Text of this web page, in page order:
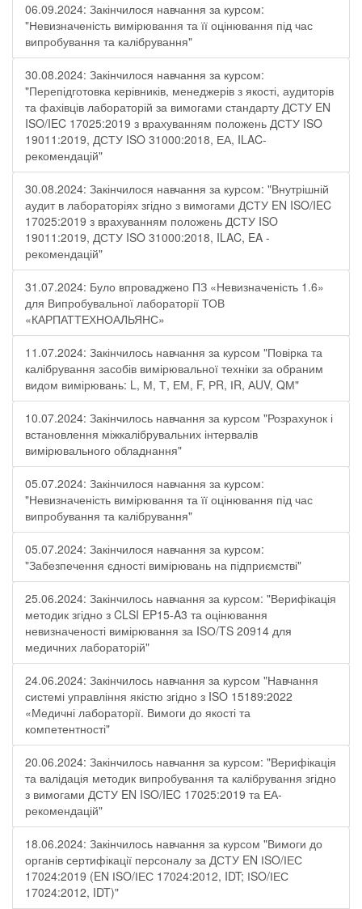
06.09.2024: Закінчилося навчання за курсом:
"Невизначеність вимірювання та її оцінювання під час
випробування та калібрування"
30.08.2024: Закінчилося навчання за курсом:
"Перепідготовка керівників, менеджерів з якості, аудиторів
та фахівців лабораторій за вимогами стандарту ДСТУ EN
ISO/IEC 17025:2019 з врахуванням положень ДСТУ ISO
19011:2019, ДСТУ ISO 31000:2018, ЕА, ILAC-
рекомендацій"
30.08.2024: Закінчилося навчання за курсом: "Внутрішній
аудит в лабораторіях згідно з вимогами ДСТУ EN ISO/IEC
17025:2019 з врахуванням положень ДСТУ ISO
19011:2019, ДСТУ ISO 31000:2018, ILAC, EA -
рекомендацій"
31.07.2024: Було впроваджено ПЗ «Невизначеність 1.6»
для Випробувальної лабораторії ТОВ
«КАРПАТТЕХНОАЛЬЯНС»
11.07.2024: Закінчилось навчання за курсом "Повірка та
калібрування засобів вимірювальної техніки за обраним
видом вимірювань: L, М, Т, ЕМ, F, РR, ІR, АUV, QМ"
10.07.2024: Закінчилось навчання за курсом "Розрахунок і
встановлення міжкалібрувальних інтервалів
вимірювального обладнання"
05.07.2024: Закінчилося навчання за курсом:
"Невизначеність вимірювання та її оцінювання під час
випробування та калібрування"
05.07.2024: Закінчилося навчання за курсом:
"Забезпечення єдності вимірювань на підприємстві"
25.06.2024: Закінчилось навчання за курсом: "Верифікація
методик згідно з CLSI EP15-A3 та оцінювання
невизначеності вимірювання за ISО/TS 20914 для
медичних лабораторій"
24.06.2024: Закінчилось навчання за курсом "Навчання
системі управління якістю згідно з ISO 15189:2022
«Медичні лабораторії. Вимоги до якості та
компетентності"
20.06.2024: Закінчилось навчання за курсом: "Верифікація
та валідація методик випробування та калібрування згідно
з вимогами ДСТУ EN ISO/IEC 17025:2019 та ЕА-
рекомендацій"
18.06.2024: Закінчилось навчання за курсом "Вимоги до
органів сертифікації персоналу за ДСТУ EN ІSO/ІЕС
17024:2019 (EN ІSO/ІЕС 17024:2012, IDT; ІSO/ІЕС
17024:2012, IDT)"